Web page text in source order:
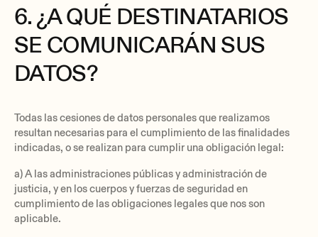
6. ¿A QUÉ DESTINATARIOS
SE COMUNICARÁN SUS
DATOS?
Todas las cesiones de datos personales que realizamos
resultan necesarias para el cumplimiento de las finalidades
indicadas, o se realizan para cumplir una obligación legal:
a) A las administraciones públicas y administración de
justicia, y en los cuerpos y fuerzas de seguridad en
cumplimiento de las obligaciones legales que nos son
aplicable.